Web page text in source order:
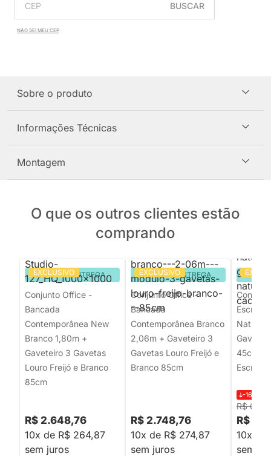
BUSCAR
NÃO SEI MEU CEP
Sobre o produto
Informações Técnicas
Montagem
O que os outros clientes estão
comprando
EXCLUSIVO
PRONTA ENTREGA
Conjunto Office -
Bancada
Contemporânea New
Branco 1,80m +
Gaveteiro 3 Gavetas
Louro Freijó e Branco
85cm
R$ 2.648,76
10x de R$ 264,87
sem juros
EXCLUSIVO
PRONTA ENTREGA
Conjunto Office -
Bancada
Contemporânea Branco
2,06m + Gaveteiro 3
Gavetas Louro Freijó e
Branco 85cm
R$ 2.748,76
10x de R$ 274,87
sem juros
Natural
45cm +
R$
-16%
R$
10x de
sem